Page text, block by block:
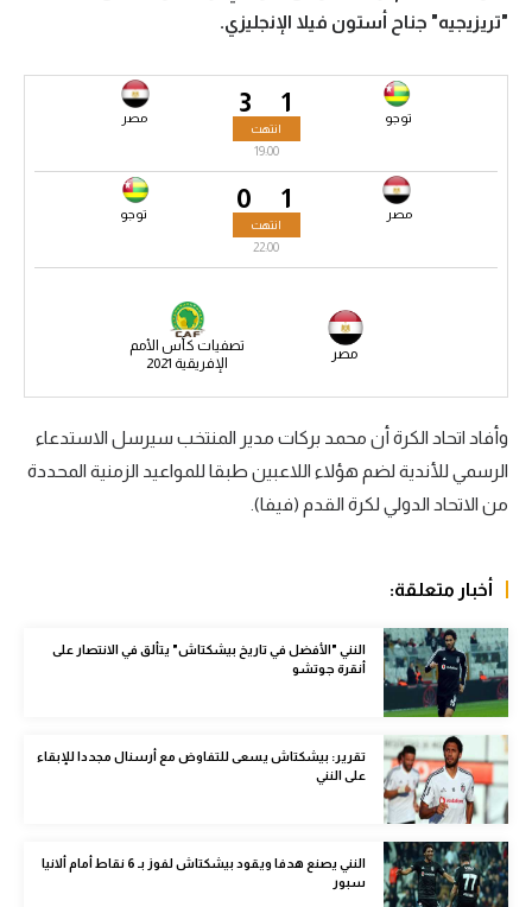
الدوري الإسباني
كرة طائرة
الوطن العربي
في المونديال
آسيا
أمريكا
ركن الألعاب
أقسام خاصة
Gamers
ميركاتو
تحقيق في الجول
"تريزيجيه" جناح أستون فيلا الإنجليزي.
1 توجو 3 مصر
انتهت
19:00
1 مصر 0 توجو
انتهت
22:00
مصر
تصفيات كأس الأمم
الإفريقية 2021
وأفاد اتحاد الكرة أن محمد بركات مدير المنتخب سيرسل الاستدعاء
الرسمي للأندية لضم هؤلاء اللاعبين طبقا للمواعيد الزمنية المحددة
من الاتحاد الدولي لكرة القدم (فيفا).
أخبار متعلقة:
النني "الأفضل في تاريخ بيشكتاش" يتألق في الانتصار على
أنقرة جوتشو
تقرير: بيشكتاش يسعى للتفاوض مع أرسنال مجددا للإبقاء
على النني
النني يصنع هدفا ويقود بيشكتاش لفوز بـ 6 نقاط أمام ألانيا
سبور